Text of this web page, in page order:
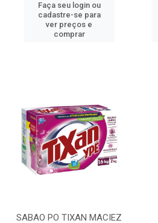
Faça seu login ou
cadastre-se para
ver preços e
comprar
SABAO PO TIXAN MACIEZ